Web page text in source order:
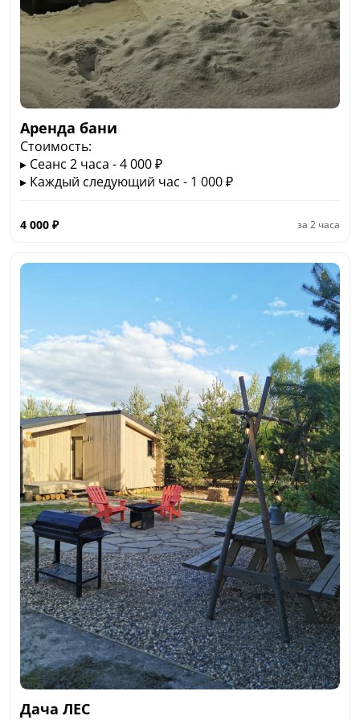
Аренда бани
Стоимость:
▸ Сеанс 2 часа - 4 000 ₽
▸ Каждый следующий час - 1 000 ₽
4 000 ₽ за 2 часа
Дача ЛЕС